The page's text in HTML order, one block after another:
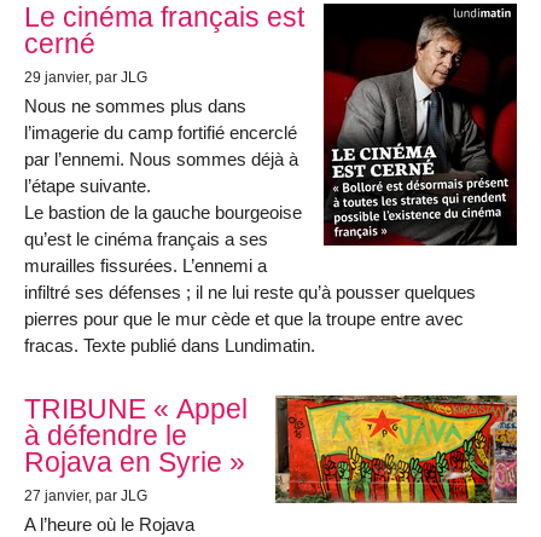
Le cinéma français est
cerné
29 janvier, par JLG
Nous ne sommes plus dans
l’imagerie du camp fortifié encerclé
par l’ennemi. Nous sommes déjà à
l’étape suivante.
Le bastion de la gauche bourgeoise
qu’est le cinéma français a ses
murailles fissurées. L’ennemi a
infiltré ses défenses ; il ne lui reste qu’à pousser quelques
pierres pour que le mur cède et que la troupe entre avec
fracas. Texte publié dans Lundimatin.
TRIBUNE « Appel
à défendre le
Rojava en Syrie »
27 janvier, par JLG
A l’heure où le Rojava